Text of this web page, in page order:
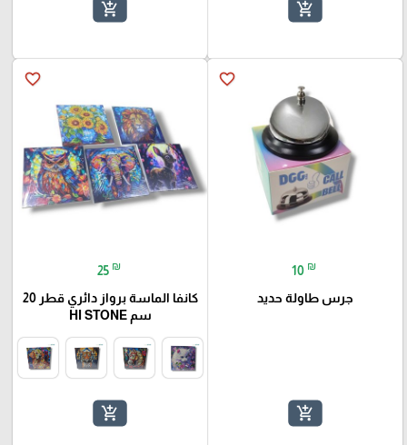
add_shopping_cart
add_shopping_cart
favorite_border
10 ₪
جرس طاولة حديد
add_shopping_cart
favorite_border
25 ₪
كانفا الماسة برواز دائري قطر 20
سم HI STONE
add_shopping_cart